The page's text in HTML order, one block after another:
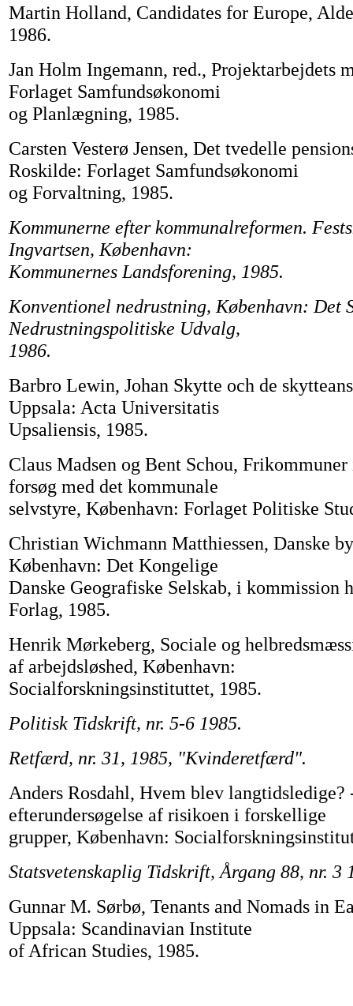
Martin Holland, Candidates for Europe,
1986.
Jan Holm Ingemann, red., Projektarbejdets
Forlaget Samfundsøkonomi
og Planlægning, 1985.
Carsten Vesterø Jensen, Det tvedelle
Roskilde: Forlaget Samfundsøkonomi
og Forvaltning, 1985.
Kommunerne efter kommunalreformen.
Ingvartsen, København:
Kommunernes Landsforening, 1985.
Konventionel nedrustning, København: Det
Nedrustningspolitiske Udvalg,
1986.
Barbro Lewin, Johan Skytte och de
Uppsala: Acta Universitatis
Upsaliensis, 1985.
Claus Madsen og Bent Schou,
forsøg med det kommunale
selvstyre, København: Forlaget Politiske
Christian Wichmann Matthiessen, Danske
København: Det Kongelige
Danske Geografiske Selskab, i kommission
Forlag, 1985.
Henrik Mørkeberg, Sociale og
af arbejdsløshed, København:
Socialforskningsinstituttet, 1985.
Politisk Tidskrift, nr. 5-6 1985.
Retfærd, nr. 31, 1985, "Kvinderetfærd".
Anders Rosdahl, Hvem blev langtidsledige?
efterundersøgelse af risikoen i forskellige
grupper, København:
Statsvetenskaplig Tidskrift, Årgang 88, nr. 3
Gunnar M. Sørbø, Tenants and Nomads in
Uppsala: Scandinavian Institute
of African Studies, 1985.